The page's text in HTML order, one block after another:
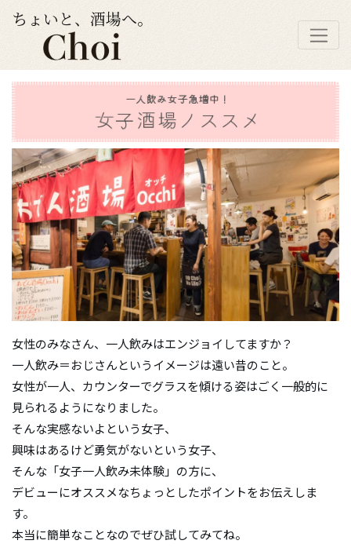
ちょいと、酒場へ。
女性のみなさん、一人飲みはエンジョイしてますか？
一人飲み＝おじさんというイメージは遠い昔のこと。
女性が一人、カウンターでグラスを傾ける姿はごく一般的に
見られるようになりました。
そんな実感ないよという女子、
興味はあるけど勇気がないという女子、
そんな「女子一人飲み未体験」の方に、
デビューにオススメなちょっとしたポイントをお伝えしま
す。
本当に簡単なことなのでぜひ試してみてね。